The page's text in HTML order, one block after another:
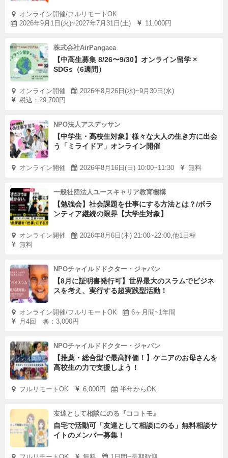
オンライン開催/フルリモートOK
2026年9月1日(火)~2027年7月31日(土)
11,000円
株式会社AirPangaea
【中高生募集 8/26〜9/30】オンライン留学 ×
SDGs（6週間）
オンライン開催
2026年8月26日(水)~9月30日(水)
税込：29,700円
NPO法人アスデッサン
【中学生・高校生対象】様々な大人の生き方に出会
う「ミライドア」オンライン開催
オンライン開催 2026年8月16日(日) 10:00~11:30 無料
一般社団法人ユースキャリア教育機構
【勉強会】社会課題を仕事にする方法とは？/ボラ
ンティア継続の限界【大学生対象】
オンライン開催
2026年8月6日(木) 21:00~22:00,他1日程
無料
NPOチャイルドドクター・ジャパン
【8月に証明書発行可】世界最大のスラムでビジネ
スを考え、実行する超実践型活動！
オンライン開催/フルリモートOK
6ヶ月間~1年間
月4回 各：3,000円
NPOチャイルドドクター・ジャパン
【推薦・総合型で最高評価！】ケニアのお母さんを
高校生の力で支援しよう！
フルリモートOK 6,000円 半年からOK
友達として相談にのる『ココトモ』
自宅で活動可「友達として相談にのる」無料相談サ
イトのメンバー募集！